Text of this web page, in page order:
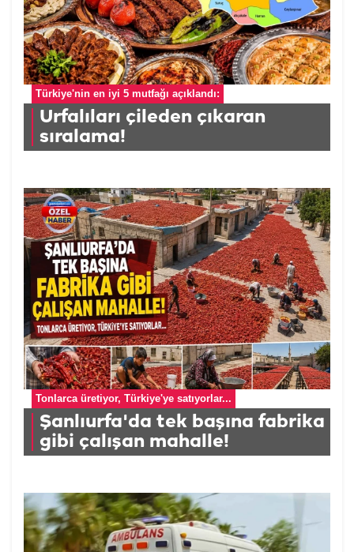
Türkiye'nin en iyi 5 mutfağı açıklandı:
Urfalıları çileden çıkaran
sıralama!
Tonlarca üretiyor, Türkiye'ye satıyorlar...
Şanlıurfa'da tek başına fabrika
gibi çalışan mahalle!